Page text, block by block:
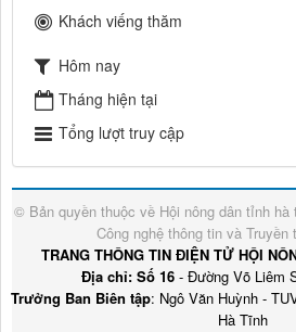
Khách viếng thăm
Hôm nay
Tháng hiện tại
Tổng lượt truy cập
© Bản quyền thuộc về Hội nông dân tỉnh hà
Công nghệ thông tin và Truyền
TRANG THÔNG TIN ĐIỆN TỬ HỘI
Địa chỉ: Số 16 - Đường Võ Liêm
Trưởng Ban Biên tập: Ngô Văn Huỳnh -
Hà Tĩnh